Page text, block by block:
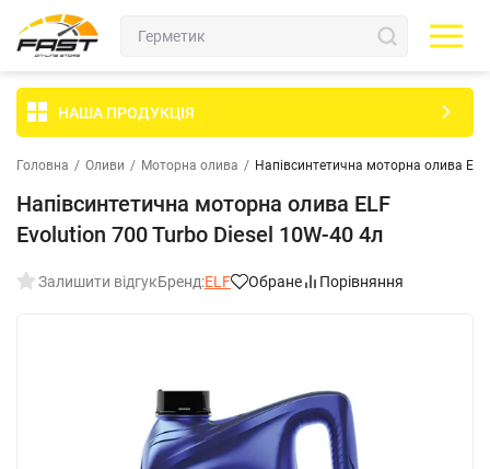
НАША ПРОДУКЦІЯ
Головна / Оливи / Моторна олива / Напівсинтетична моторна олива
Напівсинтетична моторна олива ELF
Evolution 700 Turbo Diesel 10W-40 4л
Залишити відгукБренд:ELF Обране Порівняння